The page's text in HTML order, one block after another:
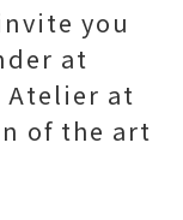
you
at
Atelier at
of the art